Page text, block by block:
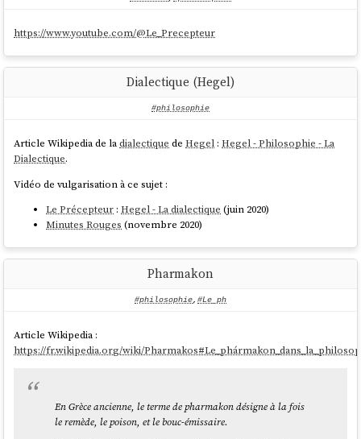
https://www.youtube.com/@Le_Precepteur
Dialectique (Hegel)
#philosophie
Article Wikipedia de ladialectique deHegel :Hegel - Philosophie - La
Dialectique.
Vidéo de vulgarisation à ce sujet :
Le Précepteur :Hegel - La dialectique (juin 2020)
Minutes Rouges (novembre 2020)
Pharmakon
#philosophie, #Le_ph
Article Wikipedia :
https://fr.wikipedia.org/wiki/
En Grèce ancienne, le terme de pharmakon désigne à la fois
le remède, le poison, et le bouc-émissaire.